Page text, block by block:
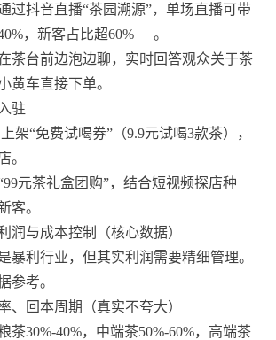
过抖音直播“茶园溯源”，单场直播可带
，新客占比超60%
。
茶台前边泡边聊，实时回答观众关于茶
黄车直接下单。
驻
上架“免费试喝券”（9.9元试喝3款茶），
。
元茶礼盒团购”，结合短视频探店种
客。
润与成本控制（核心数据）
暴利行业，但其实利润需要精细管理。
参考。
、回本周期（真实不夸大）
茶30%-40%，中端茶50%-60%，高端茶